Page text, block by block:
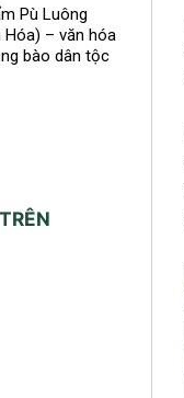
Pù Luông
Hóa) – văn hóa
bào dân tộc